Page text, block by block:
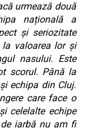
urmează două
națională a
și seriozitate
valoarea lor și
nasului. Este
scorul. Până la
echipa din Cluj.
care face o
celelalte echipe
iarbă nu am fi